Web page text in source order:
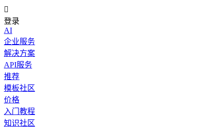

登录
AI
企业服务
解决方案
API服务
推荐
模板社区
价格
入门教程
知识社区